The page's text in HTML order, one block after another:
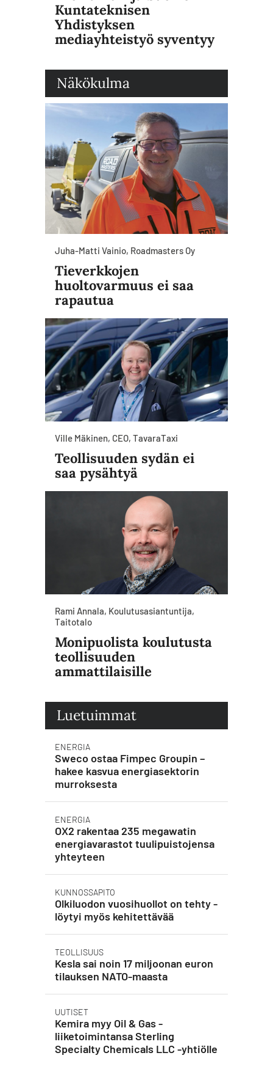
Kuntateknisen
Yhdistyksen
mediayhteistyö syventyy
Näkökulma
Juha-Matti Vainio, Roadmasters Oy
Tieverkkojen
huoltovarmuus ei saa
rapautua
Ville Mäkinen, CEO, TavaraTaxi
Teollisuuden sydän ei
saa pysähtyä
Rami Annala, Koulutusasiantuntija,
Taitotalo
Monipuolista koulutusta
teollisuuden
ammattilaisille
Luetuimmat
ENERGIA
Sweco ostaa Fimpec Groupin –
hakee kasvua energiasektorin
murroksesta
ENERGIA
OX2 rakentaa 235 megawatin
energiavarastot tuulipuistojensa
yhteyteen
KUNNOSSAPITO
Olkiluodon vuosihuollot on tehty -
löytyi myös kehitettävää
TEOLLISUUS
Kesla sai noin 17 miljoonan euron
tilauksen NATO-maasta
UUTISET
Kemira myy Oil & Gas -
liiketoimintansa Sterling
Specialty Chemicals LLC -yhtiölle